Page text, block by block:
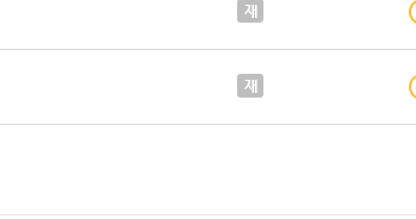
재
재